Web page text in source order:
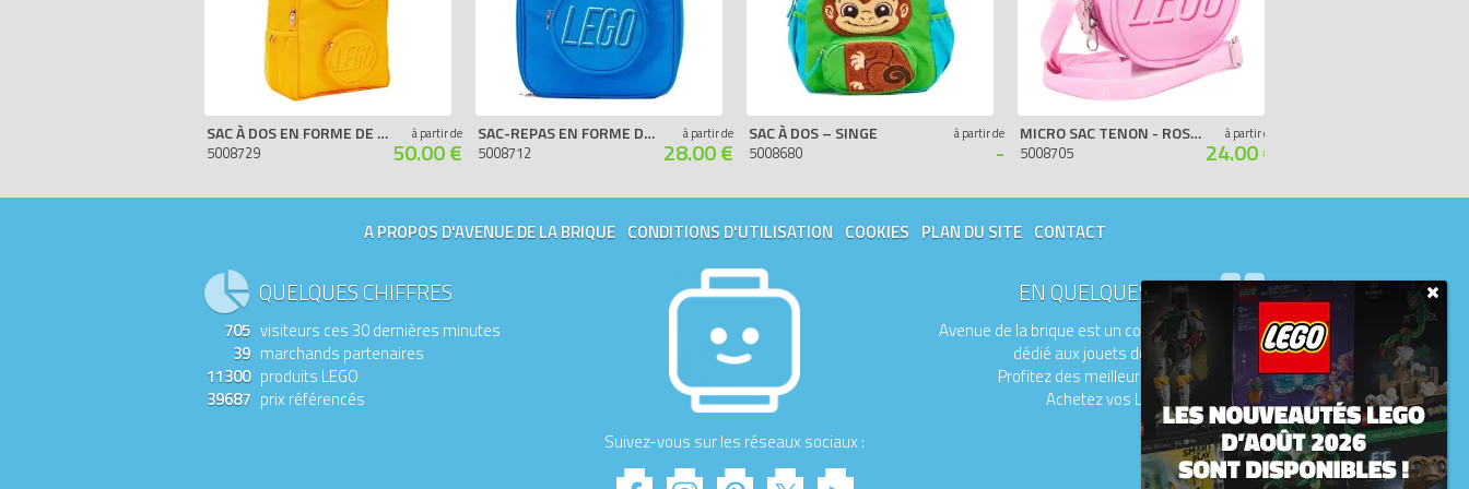
SAC À DOS EN FORME DE BRIQUE – ORANGE
5008729
à partir de
50.00 €
SAC-REPAS EN FORME DE BRIQUE – BLEU
5008712
à partir de
28.00 €
SAC À DOS – SINGE
5008680
à partir de
-
MICRO SAC TENON - ROSE PÂLE
5008705
à partir de
24.00 €
A PROPOS D'AVENUE DE LA BRIQUE CONDITIONS D'UTILISATION COOKIES PLAN DU SITE CONTACT
EN QUELQUES MOTS
Avenue de la brique est un comparateur de prix
dédié aux jouets de la marque LEGO.
Profitez des meilleurs prix du moment.
Achetez vos LEGO moins chers.
QUELQUES CHIFFRES
705 visiteurs ces 30 dernières minutes
39 marchands partenaires
11300 produits LEGO
39687 prix référencés
Suivez-vous sur les réseaux sociaux :